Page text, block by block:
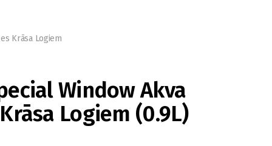
Krāsa Logiem
Window Akva
Logiem (0.9L)